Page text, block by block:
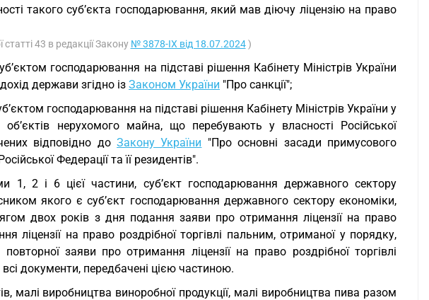
такого суб’єкта господарювання, який мав діючу ліцензію на право
43 в редакції Закону № 3878-IX від 18.07.2024)
господарювання на підставі рішення Кабінету Міністрів України
держави згідно із Законом України "Про санкції";
господарювання на підставі рішення Кабінету Міністрів України у
нерухомого майна, що перебувають у власності Російської
відповідно доЗакону України "Про основні засади примусового
Федерації та її резидентів".
1, 2 і 6 цієї частини, суб’єкт господарювання державного сектору
якого є суб’єкт господарювання державного сектору економіки,
двох років з дня подання заяви про отримання ліцензії на право
ліцензії на право роздрібної торгівлі пальним, отриманої у порядку,
заяви про отримання ліцензії на право роздрібної торгівлі
документи, передбачені цією частиною.
малі виробництва виноробної продукції, малі виробництва пива разом